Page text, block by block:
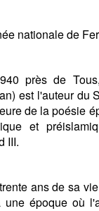
nationale de
près de
est l'auteur du
de la poésie
et
III.
ans de sa
époque où